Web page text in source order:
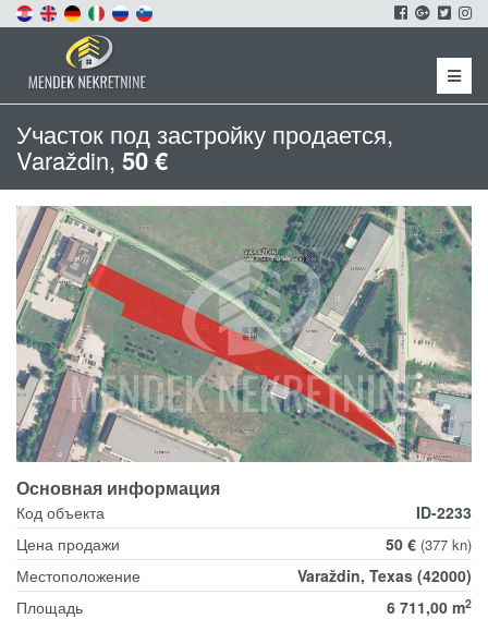
Menu
Участок под застройку продается,
Varaždin, 50 €
Основная информация
Код объекта
ID-2233
Цена продажи
50 € (377 kn)
Местоположение
Varaždin, Texas (42000)
Площадь
6 711,00 m2